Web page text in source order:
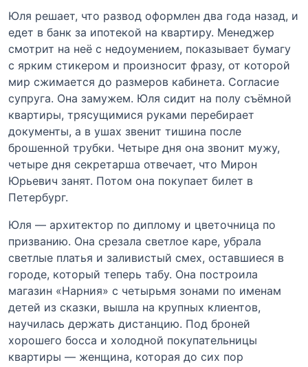
Юля решает, что развод оформлен два года назад, и
едет в банк за ипотекой на квартиру. Менеджер
смотрит на неё с недоумением, показывает бумагу
с ярким стикером и произносит фразу, от которой
мир сжимается до размеров кабинета. Согласие
супруга. Она замужем. Юля сидит на полу съёмной
квартиры, трясущимися руками перебирает
документы, а в ушах звенит тишина после
брошенной трубки. Четыре дня она звонит мужу,
четыре дня секретарша отвечает, что Мирон
Юрьевич занят. Потом она покупает билет в
Петербург.
Юля — архитектор по диплому и цветочница по
призванию. Она срезала светлое каре, убрала
светлые платья и заливистый смех, оставшиеся в
городе, который теперь табу. Она построила
магазин «Нарния» с четырьмя зонами по именам
детей из сказки, вышла на крупных клиентов,
научилась держать дистанцию. Под броней
хорошего босса и холодной покупательницы
квартиры — женщина, которая до сих пор